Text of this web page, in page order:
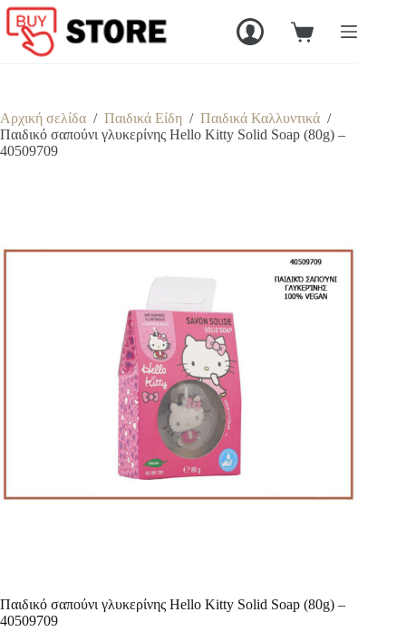
Μετάβαση
στο
περιεχόμενο
Καλάθι
Αρχική σελίδα / Παιδικά Είδη / Παιδικά Καλλυντικά /
Παιδικό σαπούνι γλυκερίνης Hello Kitty Solid Soap (80g) –
40509709
Παιδικό σαπούνι γλυκερίνης Hello Kitty Solid Soap (80g) –
40509709